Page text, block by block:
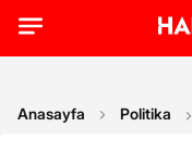
Anasayfa Politika